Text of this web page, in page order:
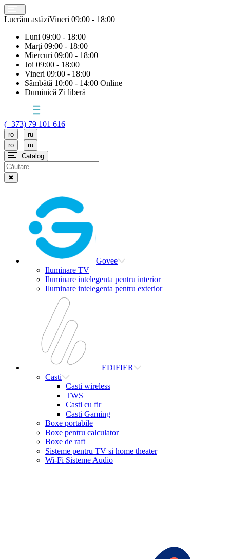
Lucrăm astăziVineri 09:00 - 18:00
Luni 09:00 - 18:00
Marți 09:00 - 18:00
Miercuri 09:00 - 18:00
Joi 09:00 - 18:00
Vineri 09:00 - 18:00
Sâmbătă 10:00 - 14:00 Online
Duminică Zi liberă
(+373) 79 101 616
ro |
ru
ro
|
ru
Catalog
✖
Govee
Iluminare TV
Iluminare intelegenta pentru interior
Iluminare intelegenta pentru exterior
EDIFIER
Casti
Casti wireless
TWS
Casti cu fir
Casti Gaming
Boxe portabile
Boxe pentru calculator
Boxe de raft
Sisteme pentru TV si home theater
Wi-Fi Sisteme Audio